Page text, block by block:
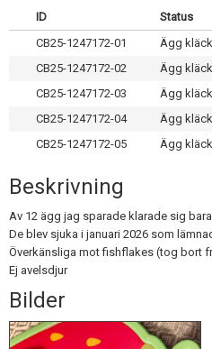
ID Status
CB25-1247172-01
Ägg
CB25-1247172-02
Ägg
CB25-1247172-03
Ägg
CB25-1247172-04
Ägg
CB25-1247172-05
Ägg
Beskrivning
Av 12 ägg jag sparade klarade sig
De blev sjuka i januari 2026 som
Överkänsliga mot fishflakes (tog bort
Ej avelsdjur
Bilder